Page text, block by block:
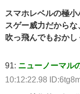
スマホレベルの極小
スゲー威力だから
吹っ飛んでもおかし
91: ニューノーマル
10:12:22.98